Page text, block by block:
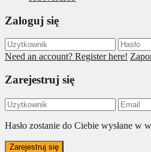
Zaloguj się
Need an account? Register here!
Zarejestruj się
Hasło zostanie do Ciebie wysłane w
Zarejestruj się